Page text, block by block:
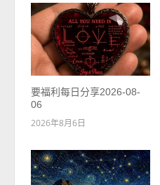
要福利每日分享2026-08-
06
2026年8月6日